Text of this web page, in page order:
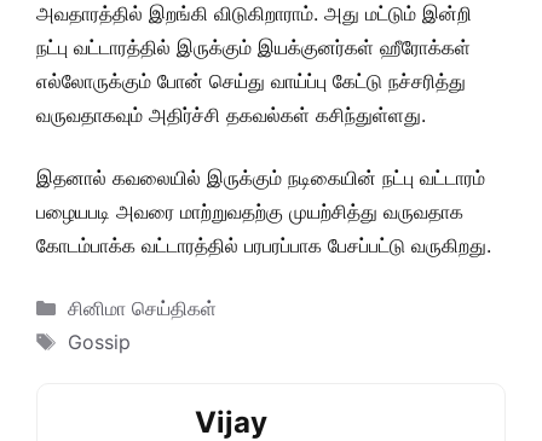
அவதாரத்தில் இறங்கி விடுகிறாராம். அது மட்டும் இன்றி
நட்பு வட்டாரத்தில் இருக்கும் இயக்குனர்கள் ஹீரோக்கள்
எல்லோருக்கும் போன் செய்து வாய்ப்பு கேட்டு நச்சரித்து
வருவதாகவும் அதிர்ச்சி தகவல்கள் கசிந்துள்ளது.
இதனால் கவலையில் இருக்கும் நடிகையின் நட்பு வட்டாரம்
பழையபடி அவரை மாற்றுவதற்கு முயற்சித்து வருவதாக
கோடம்பாக்க வட்டாரத்தில் பரபரப்பாக பேசப்பட்டு வருகிறது.
Categories
சினிமா செய்திகள்
Tags
Gossip
Vijay